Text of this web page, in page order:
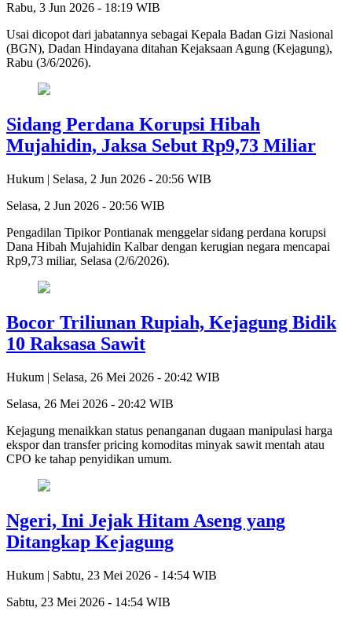
Rabu, 3 Jun 2026 - 18:19 WIB
Usai dicopot dari jabatannya sebagai Kepala Badan Gizi Nasional
(BGN), Dadan Hindayana ditahan Kejaksaan Agung (Kejagung),
Rabu (3/6/2026).
Sidang Perdana Korupsi Hibah
Mujahidin, Jaksa Sebut Rp9,73 Miliar
Hukum | Selasa, 2 Jun 2026 - 20:56 WIB
Selasa, 2 Jun 2026 - 20:56 WIB
Pengadilan Tipikor Pontianak menggelar sidang perdana korupsi
Dana Hibah Mujahidin Kalbar dengan kerugian negara mencapai
Rp9,73 miliar, Selasa (2/6/2026).
Bocor Triliunan Rupiah, Kejagung Bidik
10 Raksasa Sawit
Hukum | Selasa, 26 Mei 2026 - 20:42 WIB
Selasa, 26 Mei 2026 - 20:42 WIB
Kejagung menaikkan status penanganan dugaan manipulasi harga
ekspor dan transfer pricing komoditas minyak sawit mentah atau
CPO ke tahap penyidikan umum.
Ngeri, Ini Jejak Hitam Aseng yang
Ditangkap Kejagung
Hukum | Sabtu, 23 Mei 2026 - 14:54 WIB
Sabtu, 23 Mei 2026 - 14:54 WIB